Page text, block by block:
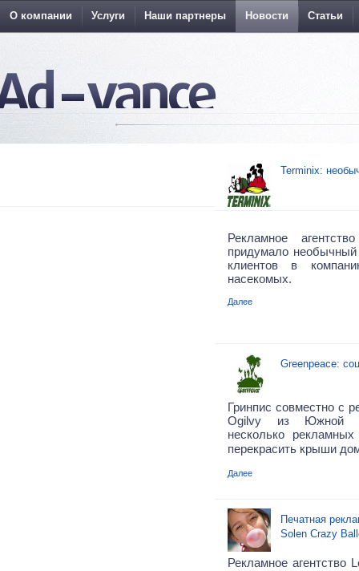
О компании Услуги Наши партнеры Новости Статьи
Terminix:
Рекламное
придумало
клиентов в
насекомых.
Далее
Greenpeace:
Гринпис совместно с
Ogilvy из Южной
несколько
перекрасить крыши
Далее
Печатная
Solen Crazy
Рекламное агентство